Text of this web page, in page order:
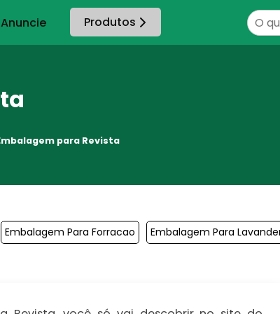
Anuncie Produtos
para Revista
Embalagem Para Forracao Embalagem Para